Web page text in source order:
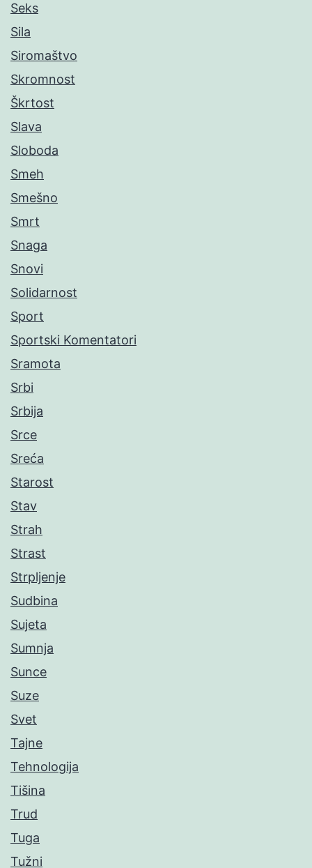
Seks
Sila
Siromaštvo
Skromnost
Škrtost
Slava
Sloboda
Smeh
Smešno
Smrt
Snaga
Snovi
Solidarnost
Sport
Sportski Komentatori
Sramota
Srbi
Srbija
Srce
Sreća
Starost
Stav
Strah
Strast
Strpljenje
Sudbina
Sujeta
Sumnja
Sunce
Suze
Svet
Tajne
Tehnologija
Tišina
Trud
Tuga
Tužni